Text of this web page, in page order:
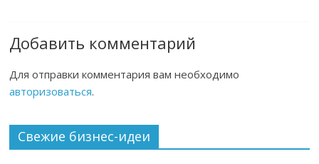
Добавить комментарий
Для отправки комментария вам необходимо
авторизоваться.
Свежие бизнес-идеи